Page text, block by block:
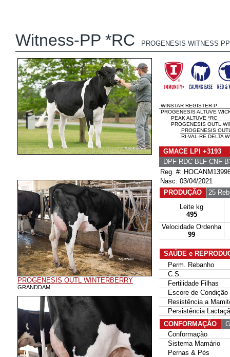
Witness-PP *RC PROGENESIS WITNESS
PROGENESIS OUTL WINTERBERRY
GRANDDAM
WINSTAR REGISTER-P
PROGENESIS ALTUVE
PEAK ALTUVE *RC
PROGENESIS OUTL
PROGENESIS
RI-VAL-RE DELTA
GMACE LPI +3193
DPF RDC BLF CNF
Reg. #:
Nasc: 03/04/2021
PRODUÇÃO
25
Leite kg
495
Velocidade Ordenha
99
SAÚDE e
Perm. Rebanho
C.S.
Fertilidade Filhas
Escore de Condição
Resistência a
Persistência
CONFORMAÇÃO
Conformação
Sistema Mamário
Pernas & Pés